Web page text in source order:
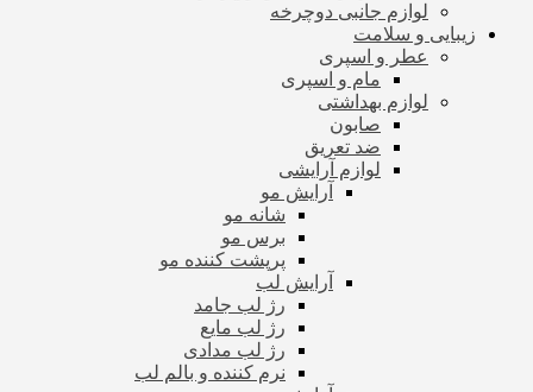
لوازم جانبی دوچرخه
زیبایی و سلامت
عطر و اسپری
مام و اسپری
لوازم بهداشتی
صابون
ضد تعریق
لوازم آرایشی
آرایش مو
شانه مو
برس مو
پرپشت کننده مو
آرایش لب
رژ لب جامد
رژ لب مایع
رژ لب مدادی
نرم کننده و بالم لب